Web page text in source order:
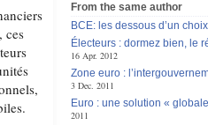
ces
From the same author
BCE: les dessous d’un choix
Électeurs : dormez bien, le
16 Apr. 2012
Zone euro :
3 Dec. 2011
Euro : une solution «
2011